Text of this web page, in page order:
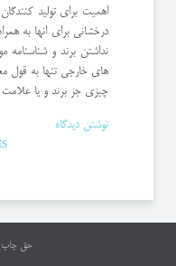
اهمیت برای تولید
درخشانی برای انها به
نداشتن برند و شناسنامه
های خارجی تنها به قول
چیزی جز برند و یا علامت
نوشتن دیدگاه
حق چاپ 2016